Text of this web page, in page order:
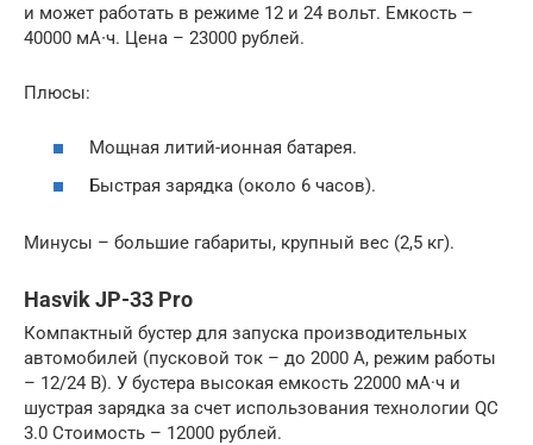
и может работать в режиме 12 и 24 вольт. Емкость –
40000 мА∙ч. Цена – 23000 рублей.
Плюсы:
Мощная литий-ионная батарея.
Быстрая зарядка (около 6 часов).
Минусы – большие габариты, крупный вес (2,5 кг).
Hasvik JP-33 Pro
Компактный бустер для запуска производительных
автомобилей (пусковой ток – до 2000 А, режим работы
– 12/24 В). У бустера высокая емкость 22000 мА·ч и
шустрая зарядка за счет использования технологии QC
3.0 Стоимость – 12000 рублей.